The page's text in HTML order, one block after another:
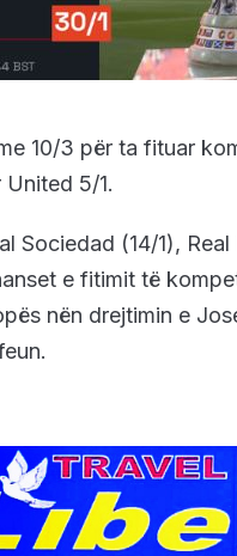
10/3 për ta fituar
5/1.
Sociedad (14/1),
e fitimit të
nën drejtimin e